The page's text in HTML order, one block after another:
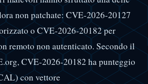
non patchate: CVE-2026-20127
o CVE-2026-20182 per
remoto non autenticato. Secondo il
CVE-2026-20182 ha punteggio
con vettore